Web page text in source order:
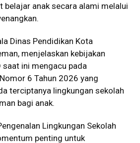
belajar anak secara alami melalui
Dinas Pendidikan Kota
menjelaskan kebijakan
saat ini mengacu pada
6 Tahun 2026 yang
terciptanya lingkungan sekolah
bagi anak.
Lingkungan Sekolah
penting untuk